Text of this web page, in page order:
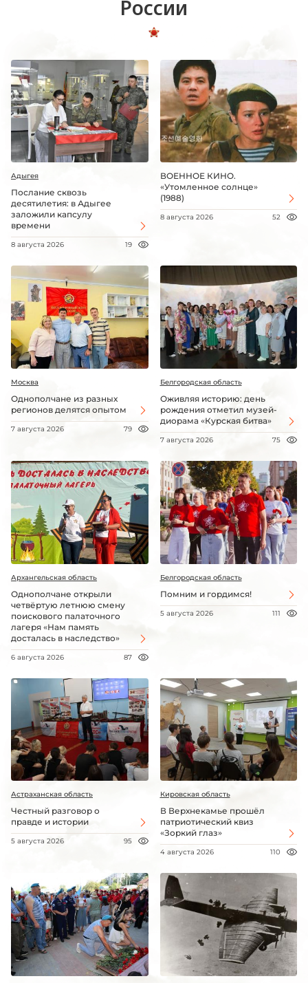
России
Адыгея
Послание сквозь
десятилетия: в Адыгее
заложили капсулу
времени
8 августа 2026 19
ВОЕННОЕ КИНО.
«Утомленное солнце»
(1988)
8 августа 2026 52
Москва
Однополчане из разных
регионов делятся опытом
7 августа 2026 79
Белгородская область
Оживляя историю: день
рождения отметил музей-
диорама «Курская битва»
7 августа 2026 75
Архангельская область
Однополчане открыли
четвёртую летнюю смену
поискового палаточного
лагеря «Нам память
досталась в наследство»
6 августа 2026 87
Белгородская область
Помним и гордимся!
5 августа 2026 111
Астраханская область
Честный разговор о
правде и истории
5 августа 2026 95
Кировская область
В Верхнекамье прошёл
патриотический квиз
«Зоркий глаз»
4 августа 2026 110